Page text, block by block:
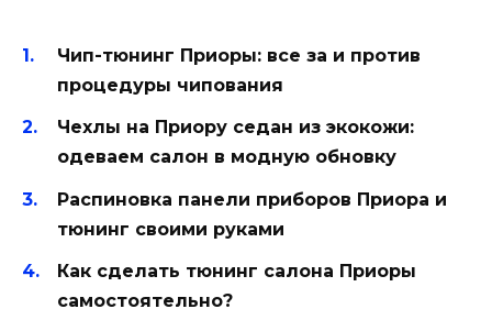
Чип-тюнинг Приоры: все за и против
процедуры чипования
Чехлы на Приору седан из экокожи:
одеваем салон в модную обновку
Распиновка панели приборов Приора и
тюнинг своими руками
Как сделать тюнинг салона Приоры
самостоятельно?